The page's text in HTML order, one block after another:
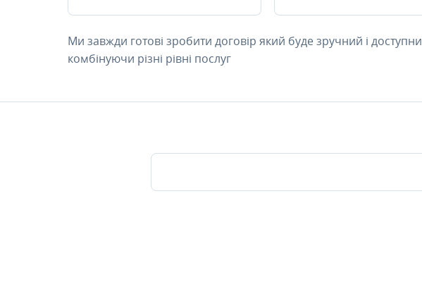
Ми завжди готові зробити договір який буде зручний і
комбінуючи різні рівні послуг